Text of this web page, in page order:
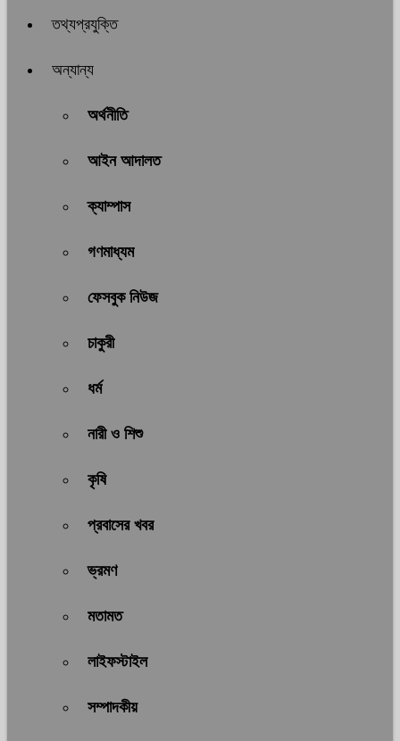
তথ্যপ্রযুক্তি
অন্যান্য
অর্থনীতি
আইন আদালত
ক্যাম্পাস
গণমাধ্যম
ফেসবুক নিউজ
চাকুরী
ধর্ম
নারী ও শিশু
কৃষি
প্রবাসের খবর
ভ্রমণ
মতামত
লাইফস্টাইল
সম্পাদকীয়